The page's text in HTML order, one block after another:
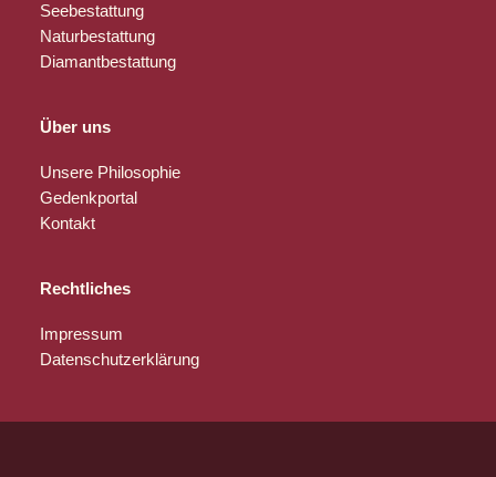
Seebestattung
Naturbestattung
Diamantbestattung
Über uns
Unsere Philosophie
Gedenkportal
Kontakt
Rechtliches
Impressum
Datenschutzerklärung